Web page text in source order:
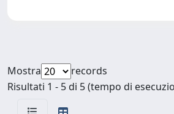
Mostra
records
Risultati 1 - 5 di 5 (tempo di